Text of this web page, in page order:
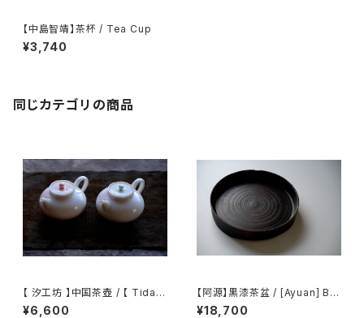
【中島智靖】茶杯 / Tea Cup
¥3,740
同じカテゴリの商品
【 汐工坊 】中国茶壺 / 【 Tidal
Atelier 】Chinese teapot
¥6,600
【阿源】黒漆茶盆 / [Ayuan] Bla
ck Lacquer Tea Tray
¥18,700